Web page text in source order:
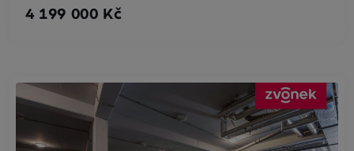
4 199 000 Kč